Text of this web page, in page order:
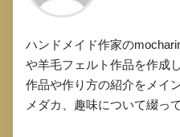
ハンドメイド作家の
や羊毛フェルト作品を作成
作品や作り方の紹介をメイ
メダカ、趣味について綴っ